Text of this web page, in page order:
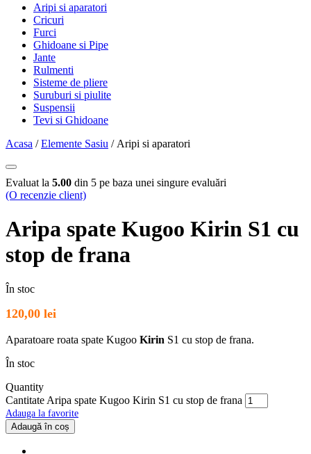
Aripi si aparatori
Cricuri
Furci
Ghidoane si Pipe
Jante
Rulmenti
Sisteme de pliere
Suruburi si piulite
Suspensii
Tevi si Ghidoane
Acasa /Elemente Sasiu / Aripi si aparatori
Evaluat la 5.00 din 5 pe baza unei singure evaluări
(O recenzie client)
Aripa spate Kugoo Kirin S1 cu
stop de frana
În stoc
120,00 lei
Aparatoare roata spate Kugoo Kirin S1 cu stop de frana.
În stoc
Quantity
Cantitate Aripa spate Kugoo Kirin S1 cu stop de frana
Adauga la favorite
Adaugă în coș